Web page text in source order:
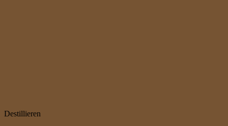
Destillieren